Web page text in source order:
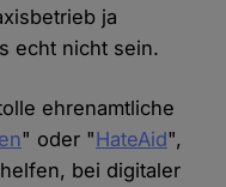
ja
echt nicht sein.
ehrenamtliche
" oder "HateAid",
bei digitaler